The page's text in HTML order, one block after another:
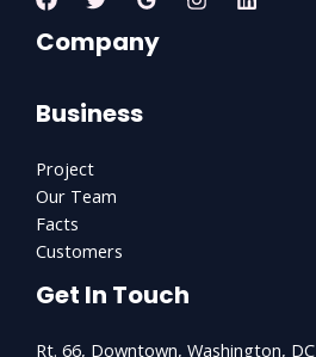
Company
Business
Project
Our Team
Facts
Customers
Get In Touch
Rt. 66, Downtown, Washington, DC